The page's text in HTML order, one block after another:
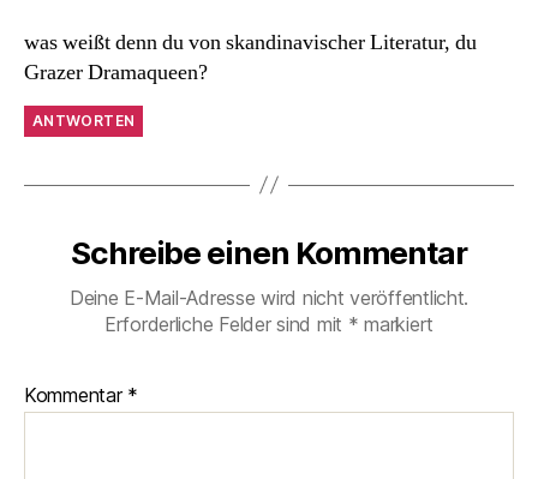
was weißt denn du von skandinavischer Literatur, du
Grazer Dramaqueen?
ANTWORTEN
Schreibe einen Kommentar
Deine E-Mail-Adresse wird nicht veröffentlicht.
Erforderliche Felder sind mit * markiert
Kommentar *